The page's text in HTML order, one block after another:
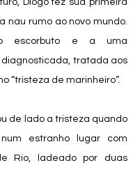
Diogo fez sua primeira
nau rumo ao novo mundo.
escorbuto e a uma
diagnosticada, tratada aos
“tristeza de marinheiro”.
estranho lugar com
Rio, ladeado por duas